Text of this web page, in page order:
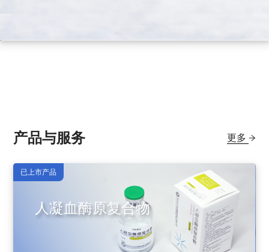
产品与服务 更多
已上市产品
人凝血酶原复合物